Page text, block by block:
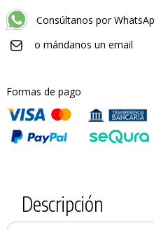
Consúltanos por
o mándanos un email
Formas de pago
Descripción